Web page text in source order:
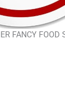
FANCY FOOD